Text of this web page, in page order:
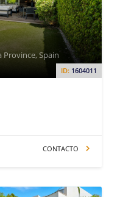
ID: 1604011
Province, Spain
CONTACTO